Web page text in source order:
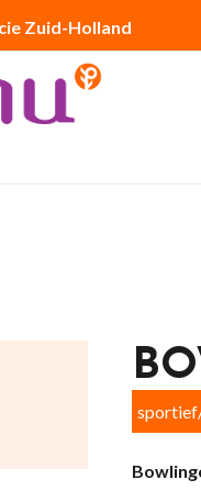
Zuid-Holland